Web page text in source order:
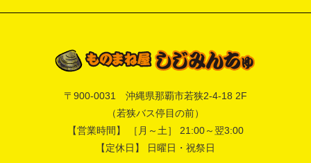
〒 900-0031 沖縄県那覇市若狭2-4-18 2F
（若狭バス停目の前）
【営業時間】 ［月～土］ 21:00～翌3:00
【定休日】 日曜日・祝祭日